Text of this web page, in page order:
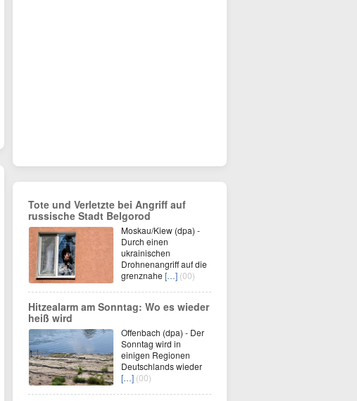
Tote und Verletzte bei Angriff auf
russische Stadt Belgorod
Moskau/Kiew (dpa) -
Durch einen
ukrainischen
Drohnenangriff auf die
grenznahe […] (00)
Hitzealarm am Sonntag: Wo es wieder
heiß wird
Offenbach (dpa) - Der
Sonntag wird in
einigen Regionen
Deutschlands wieder
[…] (00)